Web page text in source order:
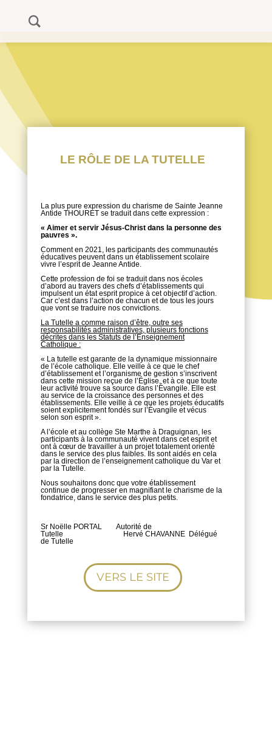
LE RÔLE DE LA TUTELLE
La plus pure expression du charisme de Sainte Jeanne
Antide THOURET se traduit dans cette expression :
« Aimer et servir Jésus-Christ dans la personne des
pauvres ».
Comment en 2021, les participants des communautés
éducatives peuvent dans un établissement scolaire
vivre l’esprit de Jeanne Antide.
Cette profession de foi se traduit dans nos écoles
d’abord au travers des chefs d’établissements qui
impulsent un état esprit propice à cet objectif d’action.
Car c’est dans l’action de chacun et de tous les jours
que vont se traduire nos convictions.
La Tutelle a comme raison d’être, outre ses
responsabilités administratives, plusieurs fonctions
décrites dans les Statuts de l’Enseignement
Catholique :
« La tutelle est garante de la dynamique missionnaire
de l’école catholique. Elle veille à ce que le chef
d’établissement et l’organisme de gestion s’inscrivent
dans cette mission reçue de l’Église, et à ce que toute
leur activité trouve sa source dans l’Évangile. Elle est
au service de la croissance des personnes et des
établissements. Elle veille à ce que les projets éducatifs
soient explicitement fondés sur l’Évangile et vécus
selon son esprit ».
A l’école et au collège Ste Marthe à Draguignan, les
participants à la communauté vivent dans cet esprit et
ont à cœur de travailler à un projet totalement orienté
dans le service des plus faibles. Ils sont aidés en cela
par la direction de l’enseignement catholique du Var et
par la Tutelle.
Nous souhaitons donc que votre établissement
continue de progresser en magnifiant le charisme de la
fondatrice, dans le service des plus petits.
Sr Noëlle PORTAL Autorité de
Tutelle Hervé CHAVANNE Délégué
de Tutelle
VERS LE SITE